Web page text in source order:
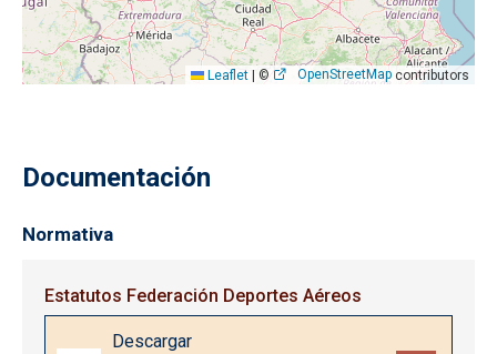
Leaflet © OpenStreetMap contributors
Documentación
Normativa
Estatutos Federación Deportes Aéreos
Documento
Descargar